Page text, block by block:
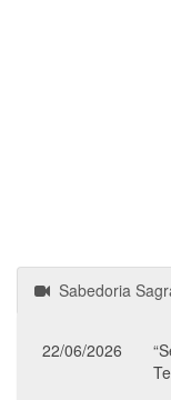
Sabedoria
22/06/2026